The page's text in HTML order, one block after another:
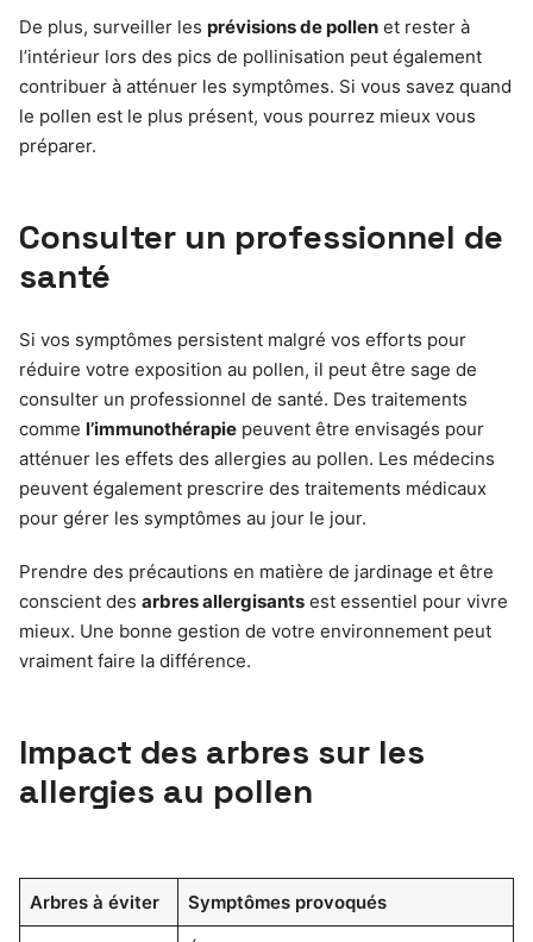
De plus, surveiller les prévisions de pollen et rester à
l’intérieur lors des pics de pollinisation peut également
contribuer à atténuer les symptômes. Si vous savez quand
le pollen est le plus présent, vous pourrez mieux vous
préparer.
Consulter un professionnel de
santé
Si vos symptômes persistent malgré vos efforts pour
réduire votre exposition au pollen, il peut être sage de
consulter un professionnel de santé. Des traitements
comme l’immunothérapie peuvent être envisagés pour
atténuer les effets des allergies au pollen. Les médecins
peuvent également prescrire des traitements médicaux
pour gérer les symptômes au jour le jour.
Prendre des précautions en matière de jardinage et être
conscient des arbres allergisants est essentiel pour vivre
mieux. Une bonne gestion de votre environnement peut
vraiment faire la différence.
Impact des arbres sur les
allergies au pollen
Arbres à éviter Symptômes provoqués